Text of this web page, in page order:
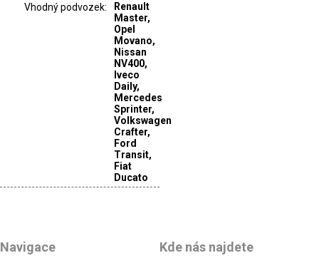
Vhodný podvozek:
Renault
Master,
Opel
Movano,
Nissan
NV400,
Iveco
Daily,
Mercedes
Sprinter,
Volkswagen
Crafter,
Ford
Transit,
Fiat
Ducato
Navigace Kde nás najdete